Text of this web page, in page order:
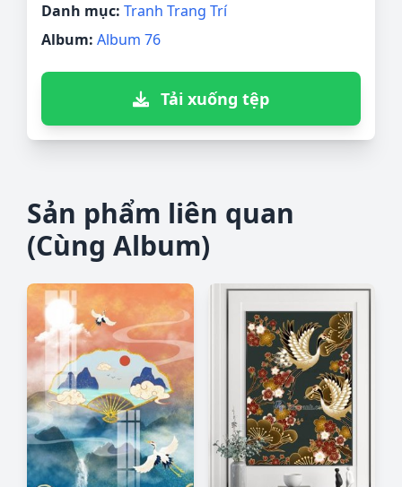
Danh mục: Tranh Trang Trí
Album: Album 76
Tải xuống tệp
Sản phẩm liên quan
(Cùng Album)